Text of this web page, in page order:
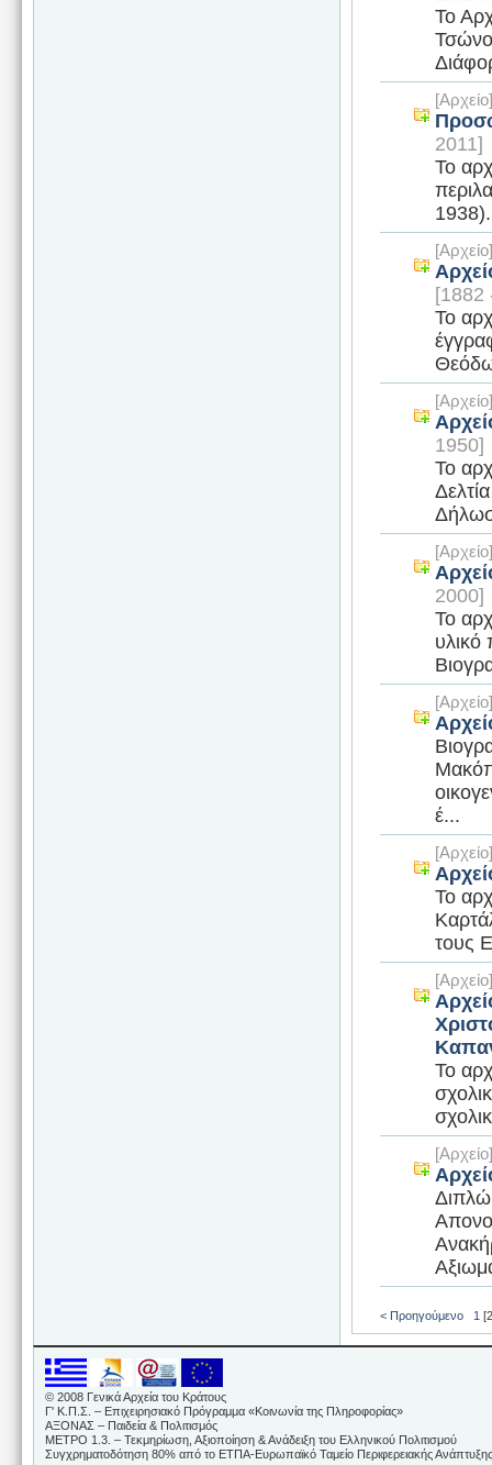
Το
2011]
Το
[1882
Το
1950]
Το
2000]
Το
έ...
Το
τους
Το
< Προηγούμενο 1
© 2008 Γενικά Αρχεία του Κράτους
Γ' Κ.Π.Σ. – Επιχειρησιακό Πρόγραμμα «Κοινωνία της Πληροφορίας»
ΑΞΟΝΑΣ – Παιδεία & Πολιτισμός
ΜΕΤΡΟ 1.3. – Τεκμηρίωση, Αξιοποίηση & Ανάδειξη του Ελληνικού Πολιτισμού
Συγχρηματοδότηση 80% από το ΕΤΠΑ-Ευρωπαϊκό Ταμείο Περιφερειακής